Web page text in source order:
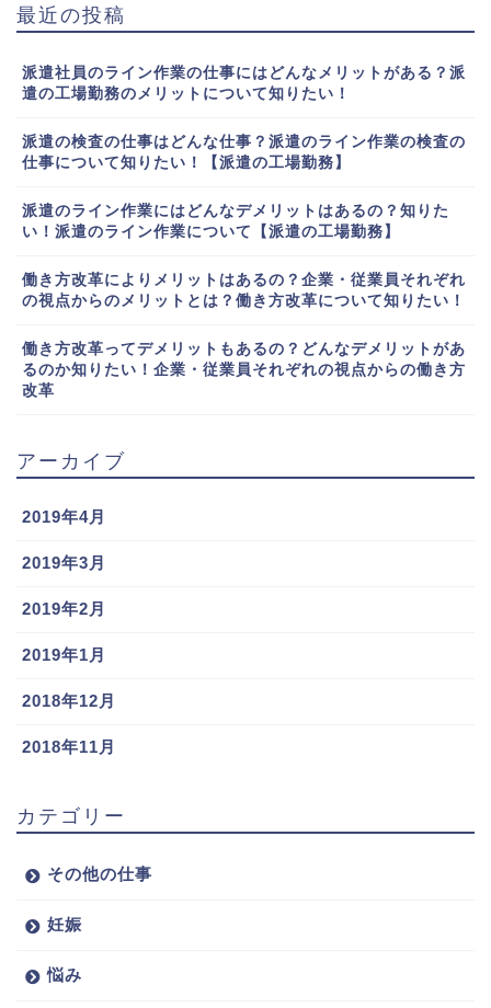
最近の投稿
派遣社員のライン作業の仕事にはどんなメリットがある？派
遣の工場勤務のメリットについて知りたい！
派遣の検査の仕事はどんな仕事？派遣のライン作業の検査の
仕事について知りたい！【派遣の工場勤務】
派遣のライン作業にはどんなデメリットはあるの？知りた
い！派遣のライン作業について【派遣の工場勤務】
働き方改革によりメリットはあるの？企業・従業員それぞれ
の視点からのメリットとは？働き方改革について知りたい！
働き方改革ってデメリットもあるの？どんなデメリットがあ
るのか知りたい！企業・従業員それぞれの視点からの働き方
改革
アーカイブ
2019年4月
2019年3月
2019年2月
2019年1月
2018年12月
2018年11月
カテゴリー
その他の仕事
妊娠
悩み